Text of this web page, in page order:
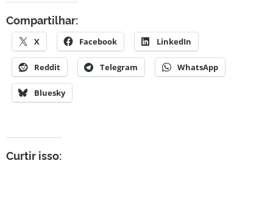
Compartilhar:
X Facebook LinkedIn
Reddit Telegram WhatsApp
Bluesky
Curtir isso: